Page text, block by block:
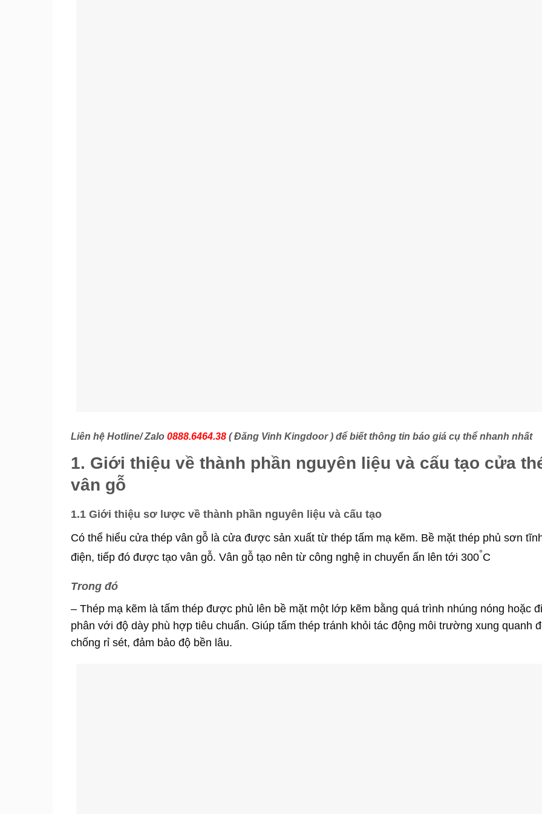
Liên hệ Hotline/ Zalo 0888.6464.38 ( Đăng Vinh Kingdoor ) để biết thông tin báo giá cụ thể nhanh nhất
1. Giới thiệu về thành phần nguyên liệu và cấu tạo cửa
vân gỗ
1.1 Giới thiệu sơ lược về thành phần nguyên liệu và cấu tạo
Có thể hiểu cửa thép vân gỗ là cửa được sản xuất từ thép tấm mạ kẽm. Bề mặt thép phủ sơn
điện, tiếp đó được tạo vân gỗ. Vân gỗ tạo nên từ công nghệ in chuyển ấn lên tới 300°C
Trong đó
– Thép mạ kẽm là tấm thép được phủ lên bề mặt một lớp kẽm bằng quá trình nhúng nóng hoặc
phân với độ dày phù hợp tiêu chuẩn. Giúp tấm thép tránh khỏi tác động môi trường xung quanh
chống rỉ sét, đảm bảo độ bền lâu.